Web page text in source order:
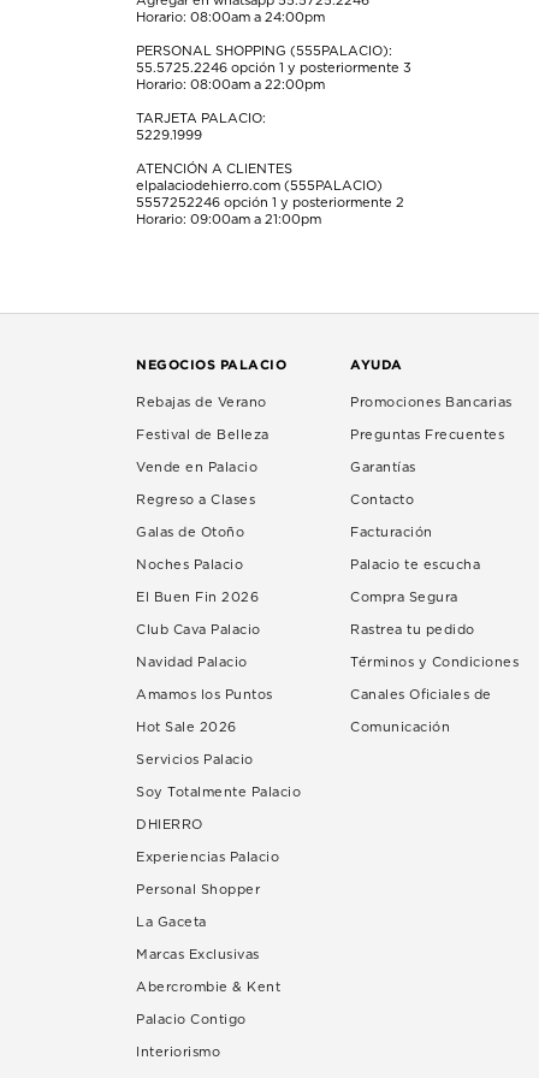
Horario: 08:00am a 24:00pm
PERSONAL SHOPPING (555PALACIO):
55.5725.2246 opción 1 y posteriormente 3
Horario: 08:00am a 22:00pm
TARJETA PALACIO:
5229.1999
ATENCIÓN A CLIENTES
elpalaciodehierro.com (555PALACIO)
5557252246 opción 1 y posteriormente 2
Horario: 09:00am a 21:00pm
NEGOCIOS PALACIO
Rebajas de Verano
Festival de Belleza
Vende en Palacio
Regreso a Clases
Galas de Otoño
Noches Palacio
El Buen Fin 2026
Club Cava Palacio
Navidad Palacio
Amamos los Puntos
Hot Sale 2026
Servicios Palacio
Soy Totalmente Palacio
DHIERRO
Experiencias Palacio
Personal Shopper
La Gaceta
Marcas Exclusivas
Abercrombie & Kent
Palacio Contigo
Interiorismo
AYUDA
Promociones Bancarias
Preguntas Frecuentes
Garantías
Contacto
Facturación
Palacio te escucha
Compra Segura
Rastrea tu pedido
Términos y Condiciones
Canales Oficiales de
Comunicación